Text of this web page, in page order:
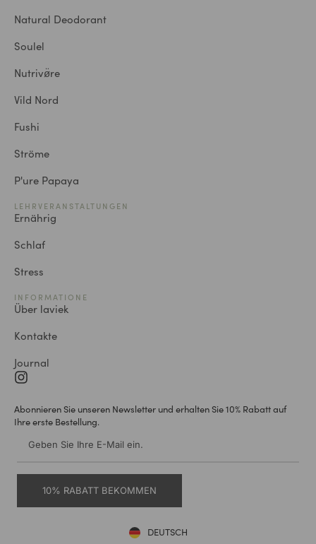
Natural Deodorant
Soulel
Nutrivø̈re
Vild Nord
Fushi
Ströme
P'ure Papaya
LEHRVERANSTALTUNGEN
Ernährig
Schlaf
Stress
INFORMATIONE
Über laviek
Kontakte
Journal
Abonnieren Sie unseren Newsletter und erhalten Sie 10% Rabatt auf
Ihre erste Bestellung.
10% RABATT BEKOMMEN
DEUTSCH
ENGLISH